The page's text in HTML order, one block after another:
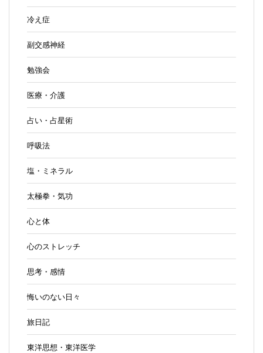
冷え症
副交感神経
勉強会
医療・介護
占い・占星術
呼吸法
塩・ミネラル
太極拳・気功
心と体
心のストレッチ
思考・感情
悔いのない日々
旅日記
東洋思想・東洋医学